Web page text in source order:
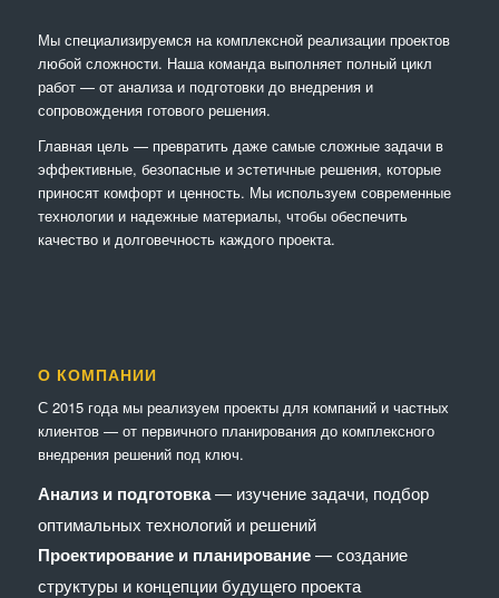
Мы специализируемся на комплексной реализации проектов
любой сложности. Наша команда выполняет полный цикл
работ — от анализа и подготовки до внедрения и
сопровождения готового решения.
Главная цель — превратить даже самые сложные задачи в
эффективные, безопасные и эстетичные решения, которые
приносят комфорт и ценность. Мы используем современные
технологии и надежные материалы, чтобы обеспечить
качество и долговечность каждого проекта.
О КОМПАНИИ
С 2015 года мы реализуем проекты для компаний и частных
клиентов — от первичного планирования до комплексного
внедрения решений под ключ.
Анализ и подготовка— изучение задачи, подбор
оптимальных технологий и решений
Проектирование и планирование— создание
структуры и концепции будущего проекта